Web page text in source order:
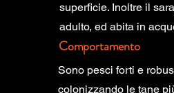
superficie. Inoltre il
adulto, ed abita in
Comportamento
Sono pesci forti e
colonizzando le tane